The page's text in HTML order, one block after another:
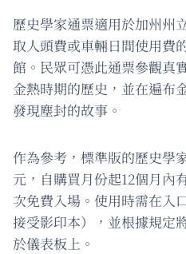
歷史學家通票適用於加州州
取人頭費或車輛日間使用費
館。民眾可憑此通票參觀真
金熱時期的歷史，並在遍布
發現塵封的故事。
作為參考，標準版的歷史學
元，自購買月份起12個月內
次免費入場。使用時需在入
接受影印本），並根據規定
於儀表板上。